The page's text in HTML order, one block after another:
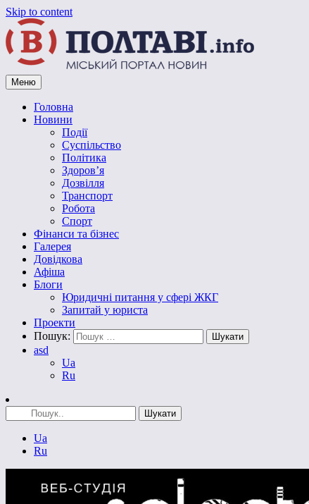
Skip to content
Vpoltave.info
Полтавський портал новин
Меню
Головна
Новини
Події
Суспільство
Політика
Здоров’я
Дозвілля
Транспорт
Робота
Спорт
Фінанси та бізнес
Галерея
Довідкова
Афіша
Блоги
Юридичні питання у сфері ЖКГ
Запитай у юриста
Проекти
Пошук:
asd
Ua
Ru
Ua
Ru